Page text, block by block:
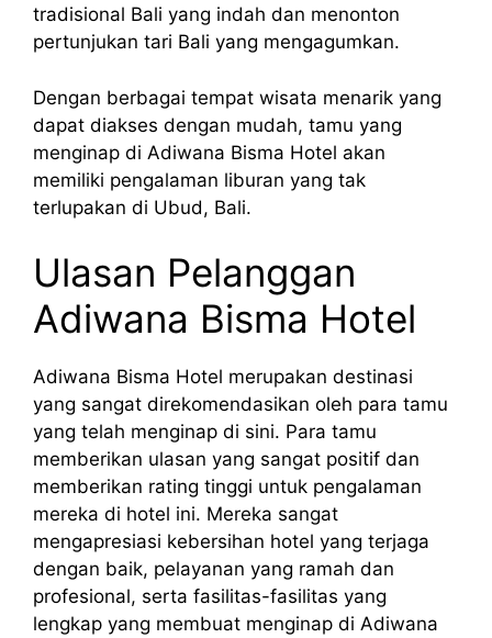
tradisional Bali yang indah dan menonton
pertunjukan tari Bali yang mengagumkan.
Dengan berbagai tempat wisata menarik yang
dapat diakses dengan mudah, tamu yang
menginap di Adiwana Bisma Hotel akan
memiliki pengalaman liburan yang tak
terlupakan di Ubud, Bali.
Ulasan Pelanggan
Adiwana Bisma Hotel
Adiwana Bisma Hotel merupakan destinasi
yang sangat direkomendasikan oleh para tamu
yang telah menginap di sini. Para tamu
memberikan ulasan yang sangat positif dan
memberikan rating tinggi untuk pengalaman
mereka di hotel ini. Mereka sangat
mengapresiasi kebersihan hotel yang terjaga
dengan baik, pelayanan yang ramah dan
profesional, serta fasilitas-fasilitas yang
lengkap yang membuat menginap di Adiwana